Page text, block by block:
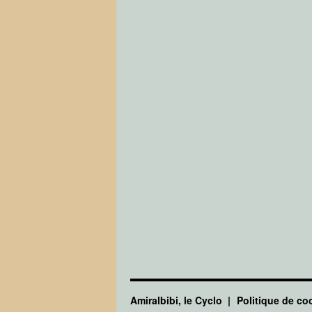
Amiralbibi, le Cyclo Politique de